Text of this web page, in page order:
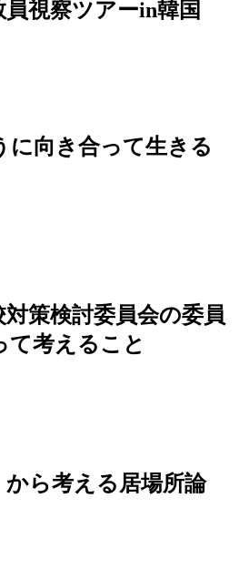
視察ツアーin韓国
に向き合って生きる
策検討委員会の委員
て考えること
から考える居場所論